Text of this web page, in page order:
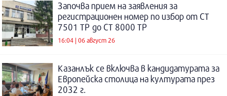
Започва прием на заявления за
регистрационен номер по избор от СТ
7501 ТР до СТ 8000 ТР
16:04 | 06 август 26
Казанлък се включва в кандидатурата за
Европейска столица на културата през
2032 г.